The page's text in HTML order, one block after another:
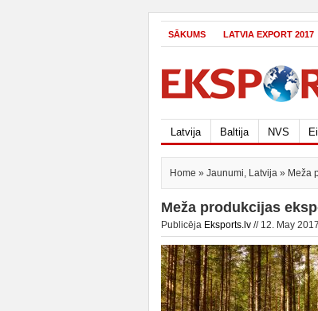
SĀKUMS LATVIA EXPORT 2017
Latvija Baltija NVS
Home » Jaunumi, Latvija » Meža
Meža produkcijas
Publicēja Eksports.lv // 12. May